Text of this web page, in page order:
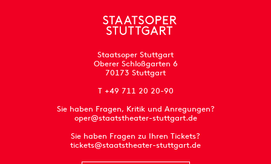
Staatsoper Stuttgart
Oberer Schloßgarten 6
70173 Stuttgart
T +49 711 20 20-90
Sie haben Fragen, Kritik und Anregungen?
oper@staatstheater-stuttgart.de
Sie haben Fragen zu Ihren Tickets?
tickets@staatstheater-stuttgart.de